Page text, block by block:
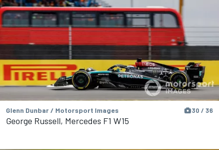
Glenn Dunbar / Motorsport Images 30 / 36
George Russell, Mercedes F1 W15